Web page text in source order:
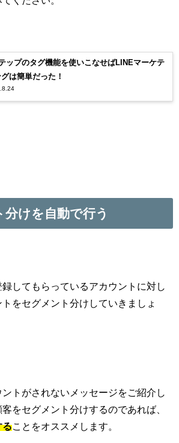
ップのタグ機能を使いこなせばLINEマーケテ
グは簡単だった！
分けを自動で行う
してもらっているアカウントに対し
をセグメント分けしていきましょ
トがされないメッセージをご紹介し
をセグメント分けするのであれば、
る ことをオススメします。